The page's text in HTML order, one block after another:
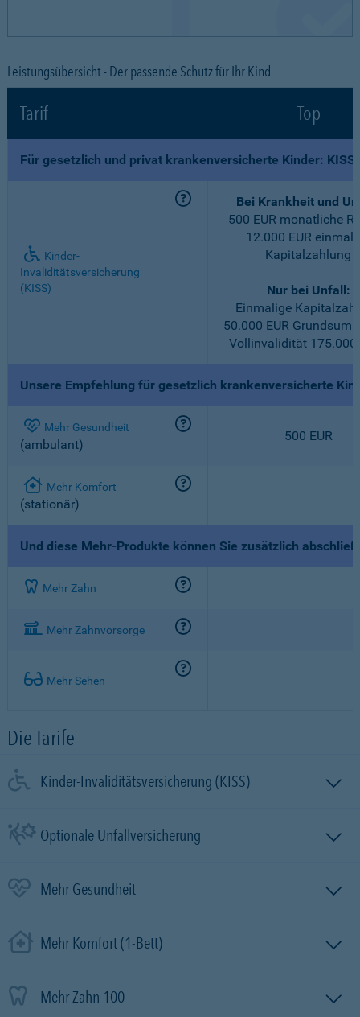
Leistungsübersicht - Der passende Schutz für Ihr Kind
Tarif Top
Für gesetzlich und privat krankenversicherte Kinder: KISS
Kinder-
Invaliditätsversicherung
(KISS)
Bei Krankheit und
500 EUR monatliche
12.000 EUR
Kapitalzahlung
Nur bei Unfall:
Einmalige
50.000 EUR
Vollinvalidität 175.000
Unsere Empfehlung für gesetzlich krankenversicherte
Mehr Gesundheit
(ambulant)
500 EUR
Mehr Komfort
(stationär)
Und diese Mehr-Produkte können Sie zusätzlich
Mehr Zahn
Mehr Zahnvorsorge
Mehr Sehen
Die Tarife
Kinder-Invaliditätsversicherung (KISS)
Optionale Unfallversicherung
Mehr Gesundheit
Mehr Komfort (1-Bett)
Mehr Zahn 100